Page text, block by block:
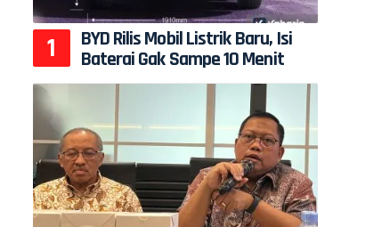
BYD Rilis Mobil Listrik Baru, Isi
Baterai Gak Sampe 10 Menit